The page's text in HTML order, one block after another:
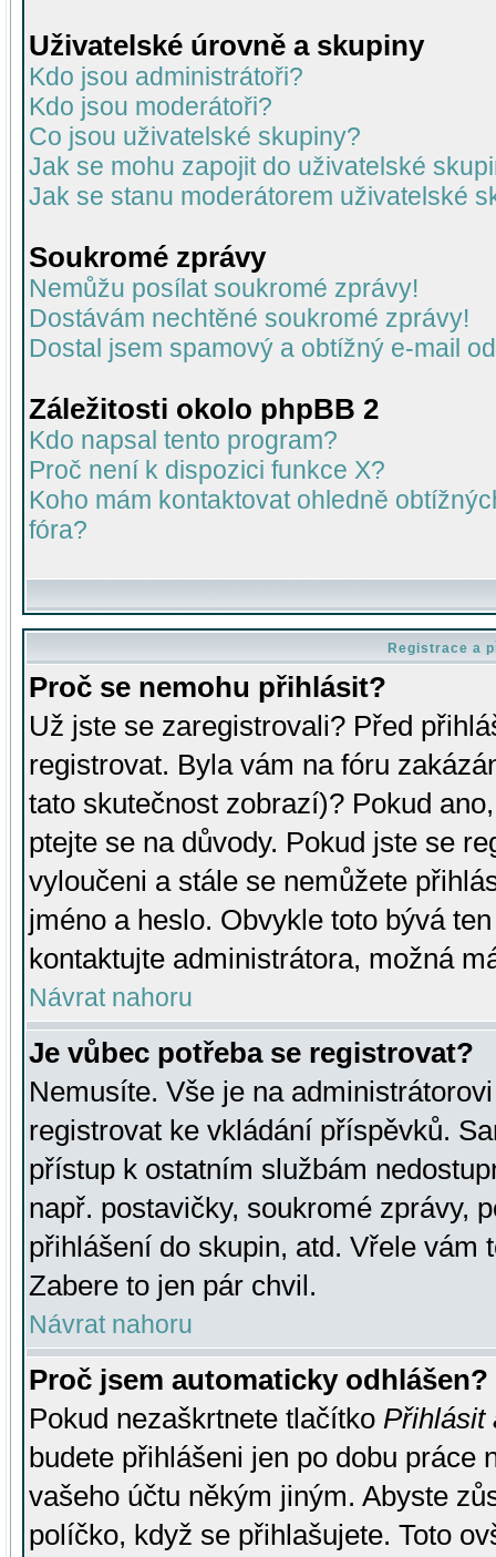
Uživatelské úrovně a skupiny
Kdo jsou administrátoři?
Kdo jsou moderátoři?
Co jsou uživatelské skupiny?
Jak se mohu zapojit do uživatelské
Jak se stanu moderátorem uživatelské
Soukromé zprávy
Nemůžu posílat soukromé zprávy!
Dostávám nechtěné soukromé zprávy!
Dostal jsem spamový a obtížný e-mail
Záležitosti okolo phpBB 2
Kdo napsal tento program?
Proč není k dispozici funkce X?
Koho mám kontaktovat ohledně
fóra?
Registrace a
Proč se nemohu přihlásit?
Už jste se zaregistrovali? Před
registrovat. Byla vám na fóru
tato skutečnost zobrazí)? Pokud
ptejte se na důvody. Pokud jste se
vyloučeni a stále se nemůžete
jméno a heslo. Obvykle toto bývá
kontaktujte administrátora, možná
Návrat nahoru
Je vůbec potřeba se registrovat?
Nemusíte. Vše je na
registrovat ke vkládání příspěvků.
přístup k ostatním službám
např. postavičky, soukromé zprávy,
přihlášení do skupin, atd. Vřele vám
Zabere to jen pár chvil.
Návrat nahoru
Proč jsem automaticky odhlášen?
Pokud nezaškrtnete tlačítko Přihlásit
budete přihlášeni jen po dobu práce
vašeho účtu někým jiným. Abyste
políčko, když se přihlašujete. Toto